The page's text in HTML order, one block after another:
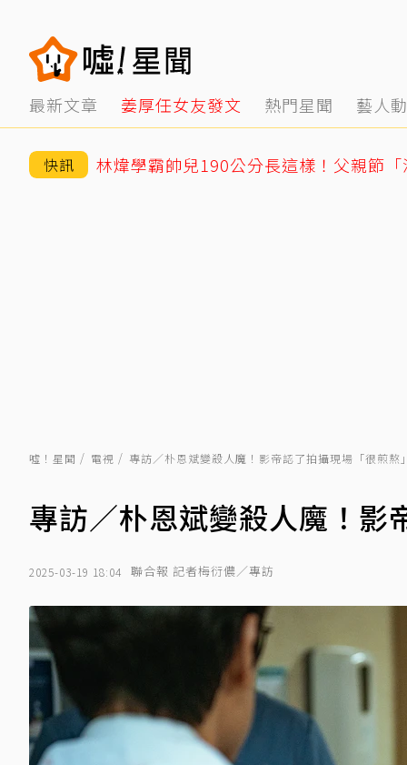
最新文章 姜厚任女友發文 熱門星聞 藝人
快訊 林煒學霸帥兒190公分長這樣！父親節
噓！星聞 電視 專訪／朴恩斌變殺人魔！影帝認了拍攝現場「很煎熬
專訪／朴恩斌變殺人魔！影
2025-03-19 18:04 聯合報 記者梅衍儂／專訪